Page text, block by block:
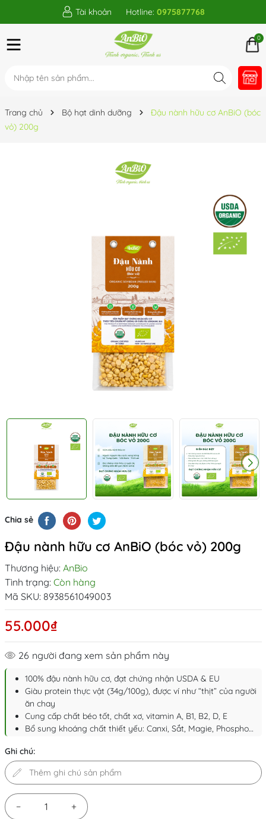
Tài khoản Hotline: 0975877768
0
Trang chủ Bộ hạt dinh dưỡng
Đậu nành hữu cơ AnBiO (bóc
vỏ) 200g
Chia sẻ
Đậu nành hữu cơ AnBiO (bóc vỏ) 200g
Thương hiệu: AnBio
Tình trạng: Còn hàng
Mã SKU: 8938561049003
55.000₫
26 người đang xem sản phẩm này
100% đậu nành hữu cơ, đạt chứng nhận USDA & EU
Giàu protein thực vật (34g/100g), được ví như “thịt” của người
ăn chay
Cung cấp chất béo tốt, chất xơ, vitamin A, B1, B2, D, E
Bổ sung khoáng chất thiết yếu: Canxi, Sắt, Magie, Phospho…
Ghi chú:
− +